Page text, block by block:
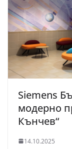
Siemens
модерно
Кънчев“
14.10.2025